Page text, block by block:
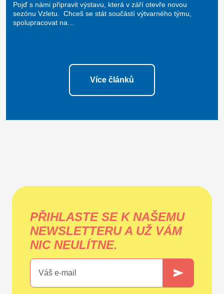
Pojď s námi připravit výstavu, která v září otevře novou
sezónu Vzletu. Chceš se stát součástí výtvarného týmu,
spolupracovat na…
Více článků
PŘIHLASTE SE K NAŠEMU
NEWSLETTERU A UŽ VÁM
NIC NEULÍTNE.